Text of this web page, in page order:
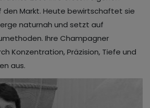
Markt. Heute bewirtschaftet sie
naturnah und setzt auf
Ihre Champagner
Konzentration, Präzision, Tiefe und
aus.